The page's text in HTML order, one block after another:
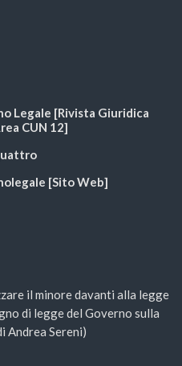
Legale [Rivista Giuridica
CUN 12]
[Sito Web]
il minore davanti alla legge
di legge del Governo sulla
Andrea Sereni)